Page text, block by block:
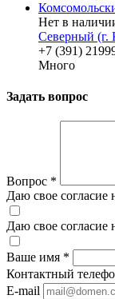
Нет в
Северный (г.
+7 (391)
Много
Задать вопрос
Вопрос *
Даю свое согласие
Даю свое согласие
Ваше имя *
Контактный
E-mail